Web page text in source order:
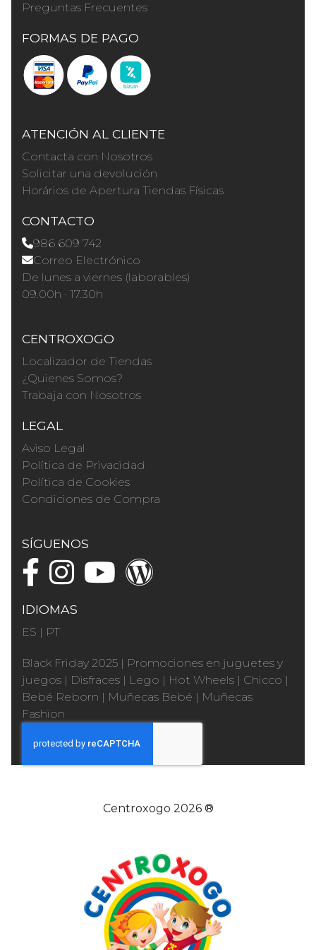
Preguntas Frecuentes
FORMAS DE PAGO
ATENCIÓN AL CLIENTE
Contacta con Nosotros
Solicitar una devolución
Horários de Apertura Tiendas Físicas
CONTACTO
986 609 742
Correo Electrónico
De lunes a viernes (laborables)
09.00h · 17.30h
CENTROXOGO
Localizador de Tiendas
¿Quienes Somos?
Trabaja con Nosotros
LEGAL
Aviso Legal
Política de Privacidad
Política de Cookies
Condiciones de Compra
SÍGUENOS
IDIOMAS
ES | PT
Black Friday 2025 | Promociones en juguetes y
juegos | Disfraces | Lego | Hot Wheels | Chicco |
Bebé Reborn | Muñecas Bebé | Muñecas
Fashion
Centroxogo 2026 ®